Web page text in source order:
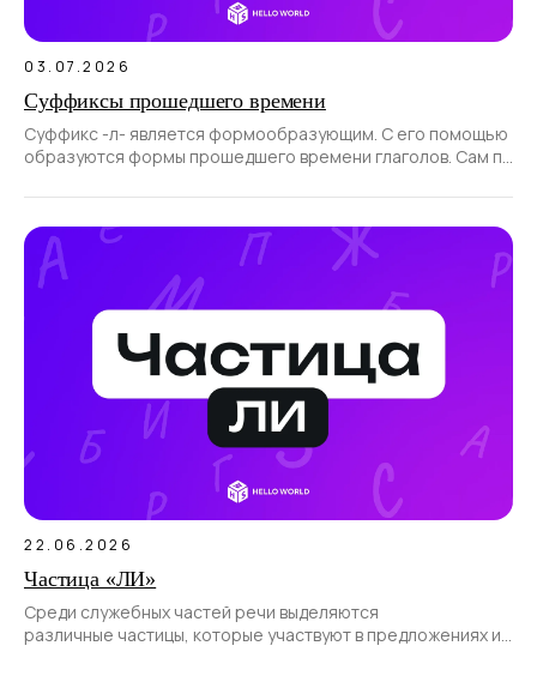
03.07.2026
Суффиксы прошедшего времени
Суффикс -л- является формообразующим. С его помощью
образуются формы прошедшего времени глаголов. Сам по
22.06.2026
Частица «ЛИ»
Среди служебных частей речи выделяются
различные частицы, которые участвуют в предложениях и